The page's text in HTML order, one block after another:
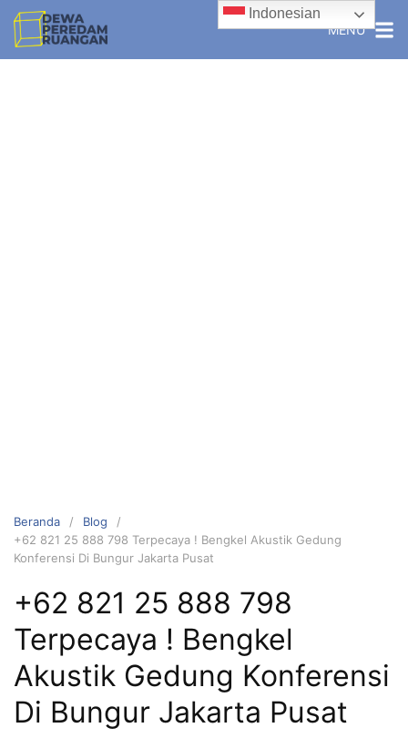
MENU
Beranda
Blog
+62 821 25 888 798 Terpecaya ! Bengkel Akustik Gedung
Konferensi Di Bungur Jakarta Pusat
+62 821 25 888 798
Terpecaya ! Bengkel
Akustik Gedung Konferensi
Di Bungur Jakarta Pusat
Indonesian